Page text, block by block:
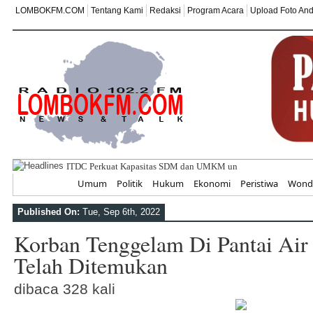
LOMBOKFM.COM Tentang Kami Redaksi Program Acara Upload Foto
ITDC Perkuat Kapasitas SDM dan UMKM untuk Pariwisata Berk
Umum Politik Hukum Ekonomi Peristiwa
Published On: Tue, Sep 6th, 2022
Korban Tenggelam Di Pantai
Telah Ditemukan
dibaca 328 kali